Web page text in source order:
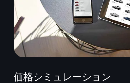
価格シミュレーション